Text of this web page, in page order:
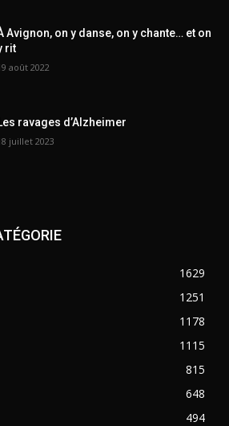
Avignon, on y danse, on y chante… et on
rit
août 2022
ravages d’Alzheimer
juillet 2023
1629
1251
1178
1115
815
648
494